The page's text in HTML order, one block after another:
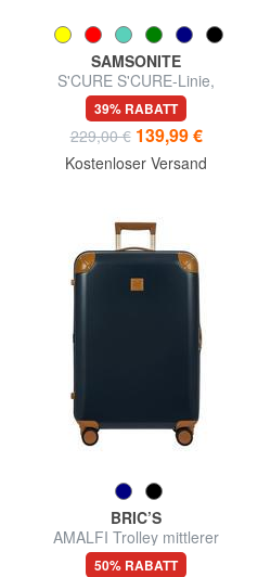
SAMSONITE
S'CURE S'CURE-Linie,
mittlere Größe
39% RABATT
229,00 € 139,99 €
Kostenloser Versand
BRIC’S
AMALFI Trolley mittlerer
Größe
50% RABATT